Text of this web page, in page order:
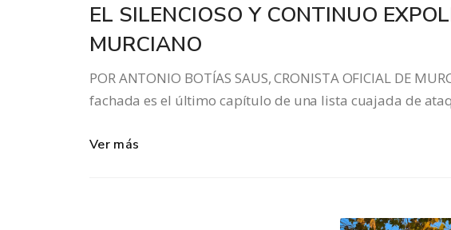
EL SILENCIOSO Y CONTINUO
MURCIANO
POR ANTONIO BOTÍAS SAUS, CRONISTA OFICIAL DE
fachada es el último capítulo de una lista cuajada de
Ver más